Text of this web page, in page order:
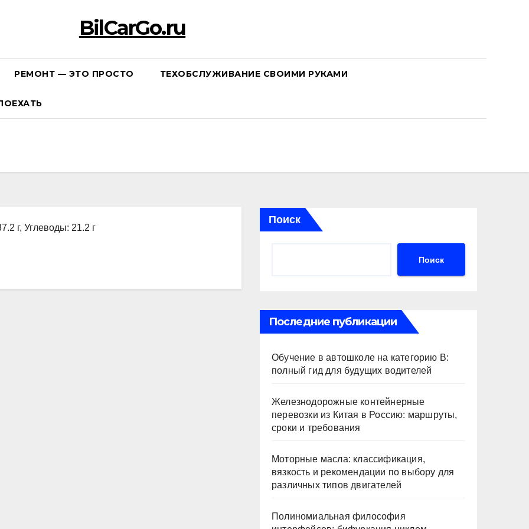
BilCarGo.ru
РЕМОНТ — ЭТО ПРОСТО ТЕХОБСЛУЖИВАНИЕ СВОИМИ РУКАМИ
г, Углеводы: 21.2 г
Поиск
Поиск
Последние публикации
Обучение в автошколе на категорию В:
полный гид для будущих водителей
Железнодорожные контейнерные
перевозки из Китая в Россию: маршруты,
сроки и требования
Моторные масла: классификация,
вязкость и рекомендации по выбору для
различных типов двигателей
Полиномиальная философия